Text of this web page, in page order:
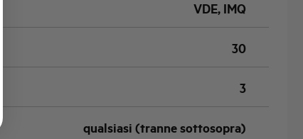
VDE, IMQ
30
3
qualsiasi (tranne sottosopra)